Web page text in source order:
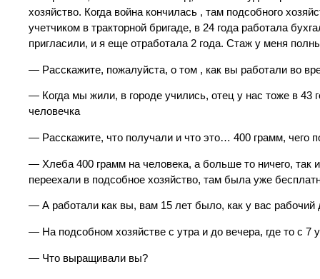
хозяйство. Когда война кончилась , там подсобного
учетчиком в тракторной бригаде, в 24 года работала
пригласили, и я еще отработала 2 года. Стаж у меня
— Расскажите, пожалуйста, о том , как вы работали во
— Когда мы жили, в городе учились, отец у нас тоже в
человечка
— Расскажите, что получали и что это… 400 грамм, чего
— Хлеба 400 грамм на человека, а больше то ничего,
переехали в подсобное хозяйство, там была уже
— А работали как вы, вам 15 лет было, как у вас рабочий
— На подсобном хозяйстве с утра и до вечера, где то с
— Что выращивали вы?